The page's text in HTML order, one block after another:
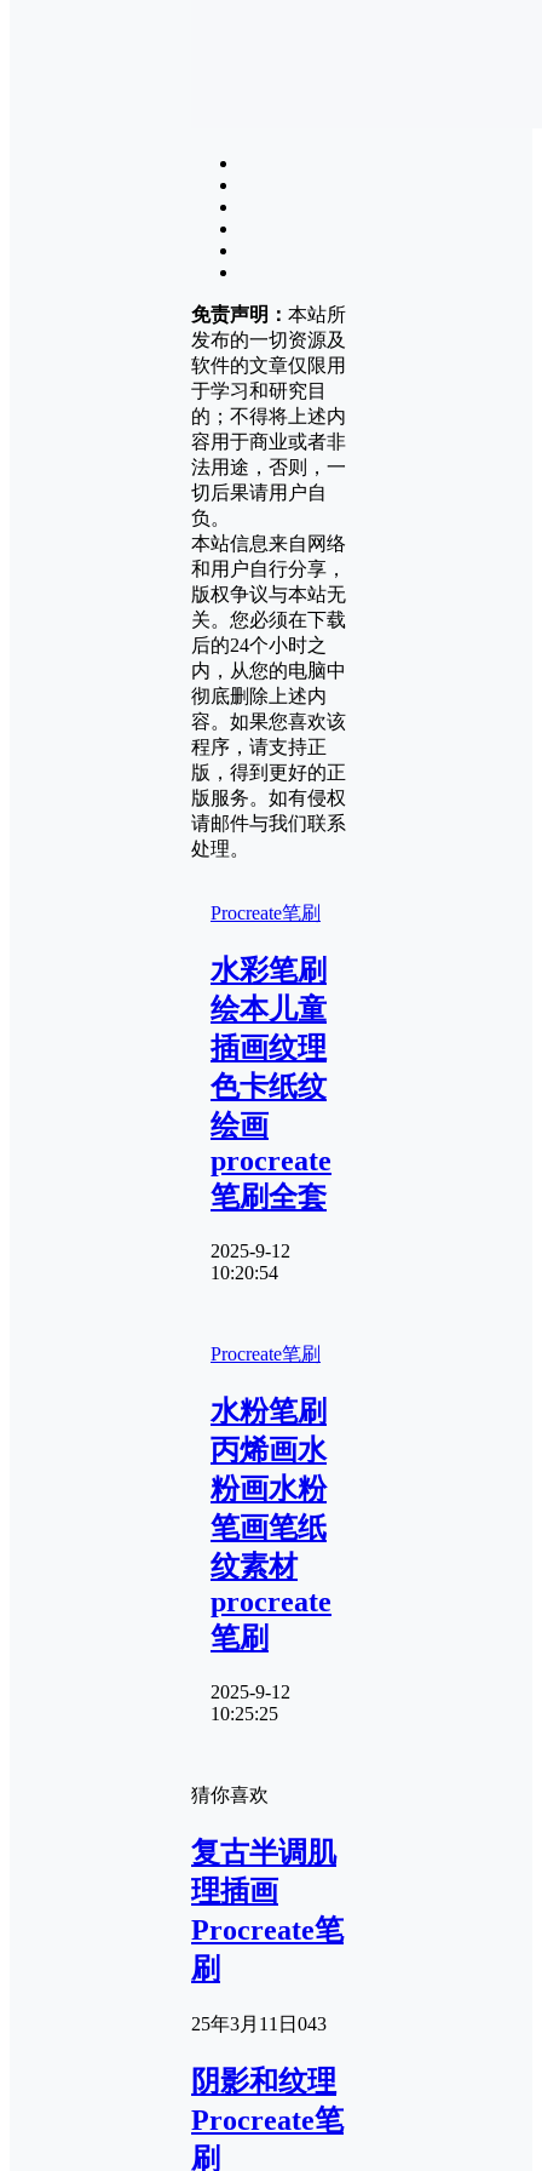
免责声明： 本站所
发布的一切资源及
软件的文章仅限用
于学习和研究目
的；不得将上述内
容用于商业或者非
法用途，否则，一
切后果请用户自
负。
本站信息来自网络
和用户自行分享，
版权争议与本站无
关。您必须在下载
后的24个小时之
内，从您的电脑中
彻底删除上述内
容。如果您喜欢该
程序，请支持正
版，得到更好的正
版服务。如有侵权
请邮件与我们联系
处理。
Procreate笔刷
水彩笔刷
绘本儿童
插画纹理
色卡纸纹
绘画
procreate
笔刷全套
2025-9-12
10:20:54
Procreate笔刷
水粉笔刷
丙烯画水
粉画水粉
笔画笔纸
纹素材
procreate
笔刷
2025-9-12
10:25:25
猜你喜欢
复古半调肌
理插画
Procreate笔
刷
25年3月11日 043
阴影和纹理
Procreate笔
刷